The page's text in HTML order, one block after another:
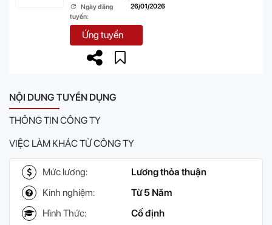
Ngày đăng
tuyển:
26/01/2026
Ứng tuyển
NỘI DUNG TUYỂN DỤNG
THÔNG TIN CÔNG TY
VIỆC LÀM KHÁC TỪ CÔNG TY
Mức lương:
Lương thỏa thuận
Kinh nghiệm:
Từ 5 Năm
Hình Thức:
Cố định